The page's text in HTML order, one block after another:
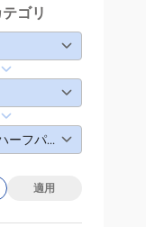
ゴリ
ジャージハーフパンツ
適用